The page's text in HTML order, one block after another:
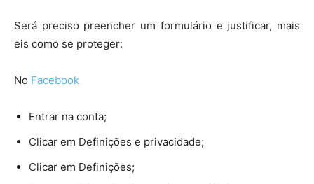
Será preciso preencher um formulário e justificar, mais
eis como se proteger:
No Facebook
Entrar na conta;
Clicar em Definições e privacidade;
Clicar em Definições;